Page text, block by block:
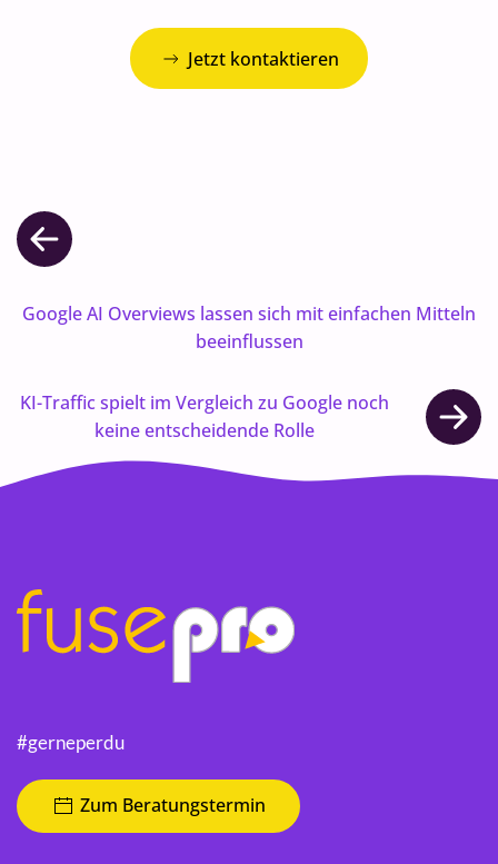
Jetzt kontaktieren
Google AI Overviews lassen sich mit einfachen Mitteln
beeinflussen
KI-Traffic spielt im Vergleich zu Google noch
keine entscheidende Rolle
#gerneperdu
Zum Beratungstermin